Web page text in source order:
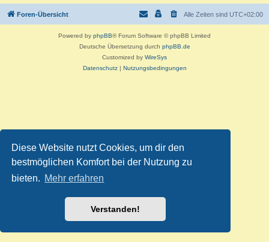
Diese Website nutzt Cookies, um dir den
bestmöglichen Komfort bei der Nutzung zu
bieten. Mehr erfahren
Verstanden!
Foren-Übersicht Alle Zeiten sind UTC+02:00
Powered by phpBB® Forum Software © phpBB Limited
Deutsche Übersetzung durch phpBB.de
Customized by WireSys
Datenschutz| Nutzungsbedingungen